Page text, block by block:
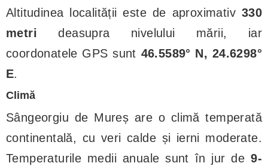
Altitudinea localității este de aproximativ 330
metri deasupra nivelului mării, iar
coordonatele GPS sunt 46.5589° N, 24.6298°
E.
Climă
Sângeorgiu de Mureș are o climă temperată
continentală, cu veri calde și ierni moderate.
Temperaturile medii anuale sunt în jur de9-